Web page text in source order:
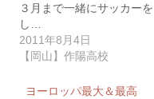
３月まで一緒にサッカーを
し…
2011年8月4日
【岡山】作陽高校
ヨーロッパ最大＆最高